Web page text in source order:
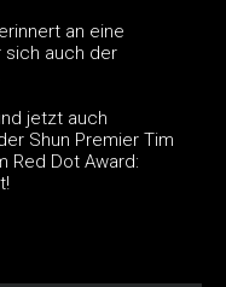
an eine
sich auch der
jetzt auch
Shun Premier Tim
Red Dot Award: